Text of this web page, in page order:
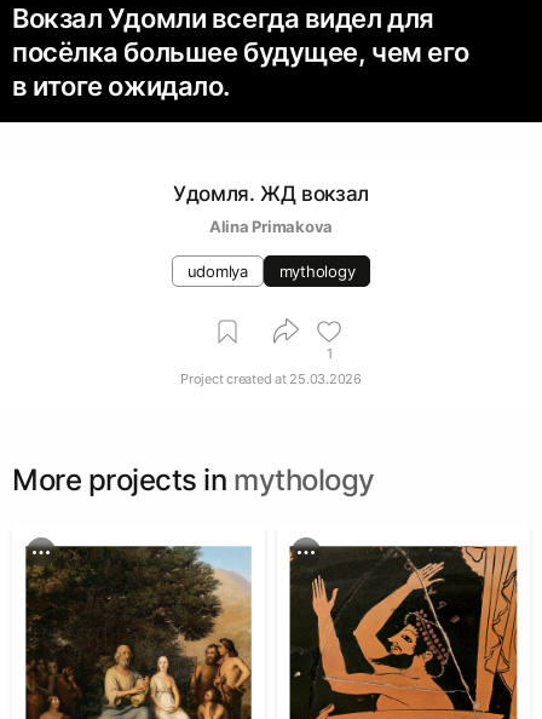
Вокзал Удомли всегда видел для
посёлка большее будущее, чем его
в итоге ожидало.
Удомля. ЖД вокзал
Alina Primakova
udomlya mythology
1
Project created at 25.03.2026
More projects in mythology